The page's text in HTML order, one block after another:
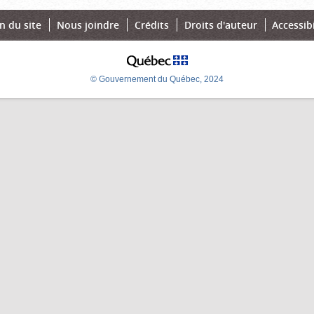
du site Nous joindre Crédits Droits d'auteur
© Gouvernement du Québec, 2024